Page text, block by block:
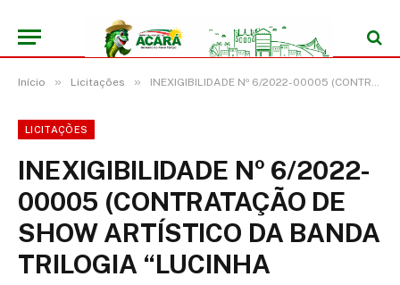
Início » Licitações » INEXIGIBILIDADE Nº 6/2022-00005 (CONTRATAÇÃO DE SHOW ARTÍSTICO DA BANDA TRILOGIA “LUCINHA BASTOS, NILSON CHAVES E MARCO MONTEIRO” PARA AS COMEMORAÇÕES DO 147º ANIVERSÁRIO DO MUNICÍPIO DE ACARÁ/PA)
LICITAÇÕES
INEXIGIBILIDADE Nº 6/2022-
00005 (CONTRATAÇÃO DE
SHOW ARTÍSTICO DA BANDA
TRILOGIA “LUCINHA